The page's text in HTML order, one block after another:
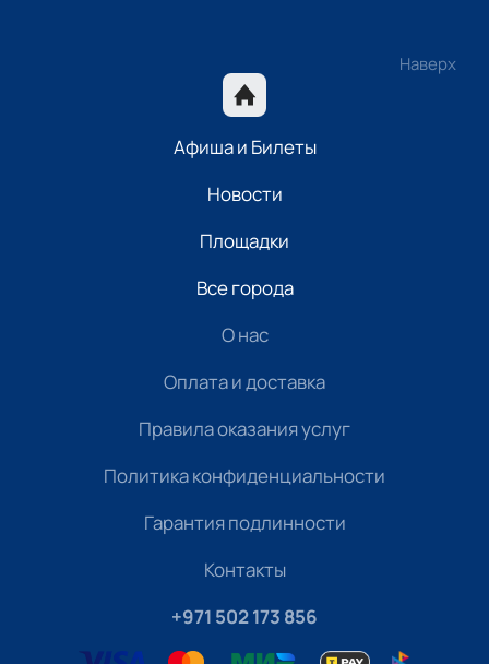
Наверх
Афиша и Билеты
Новости
Площадки
Все города
О нас
Оплата и доставка
Правила оказания услуг
Политика конфиденциальности
Гарантия подлинности
Контакты
+971 502 173 856